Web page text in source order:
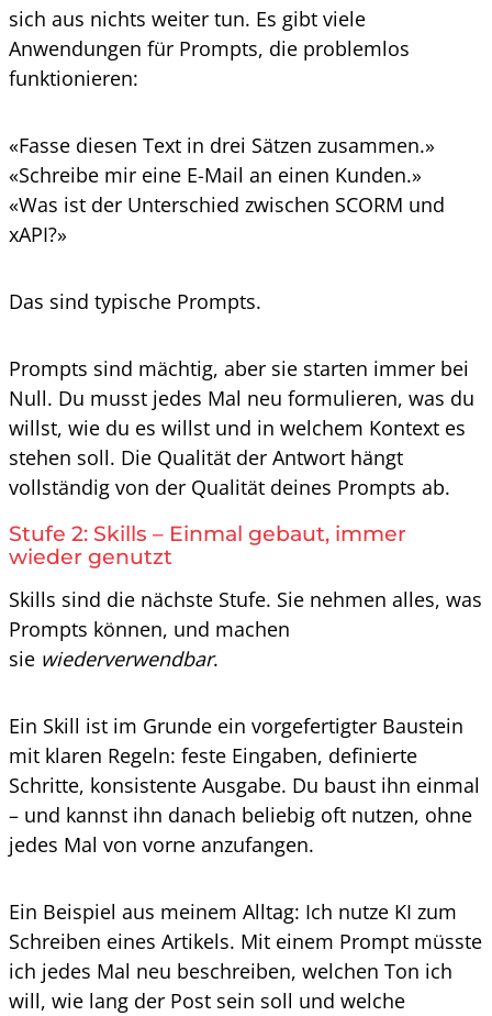
sich aus nichts weiter tun. Es gibt viele
Anwendungen für Prompts, die problemlos
funktionieren:
«Fasse diesen Text in drei Sätzen zusammen.»
«Schreibe mir eine E-Mail an einen Kunden.»
«Was ist der Unterschied zwischen SCORM und
xAPI?»
Das sind typische Prompts.
Prompts sind mächtig, aber sie starten immer bei
Null. Du musst jedes Mal neu formulieren, was du
willst, wie du es willst und in welchem Kontext es
stehen soll. Die Qualität der Antwort hängt
vollständig von der Qualität deines Prompts ab.
Stufe 2: Skills – Einmal gebaut, immer
wieder genutzt
Skills sind die nächste Stufe. Sie nehmen alles, was
Prompts können, und machen
sie wiederverwendbar.
Ein Skill ist im Grunde ein vorgefertigter Baustein
mit klaren Regeln: feste Eingaben, definierte
Schritte, konsistente Ausgabe. Du baust ihn einmal
– und kannst ihn danach beliebig oft nutzen, ohne
jedes Mal von vorne anzufangen.
Ein Beispiel aus meinem Alltag: Ich nutze KI zum
Schreiben eines Artikels. Mit einem Prompt müsste
ich jedes Mal neu beschreiben, welchen Ton ich
will, wie lang der Post sein soll und welche